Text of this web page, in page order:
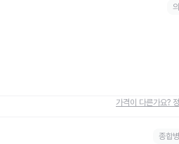
가격이 다른가요?
종합